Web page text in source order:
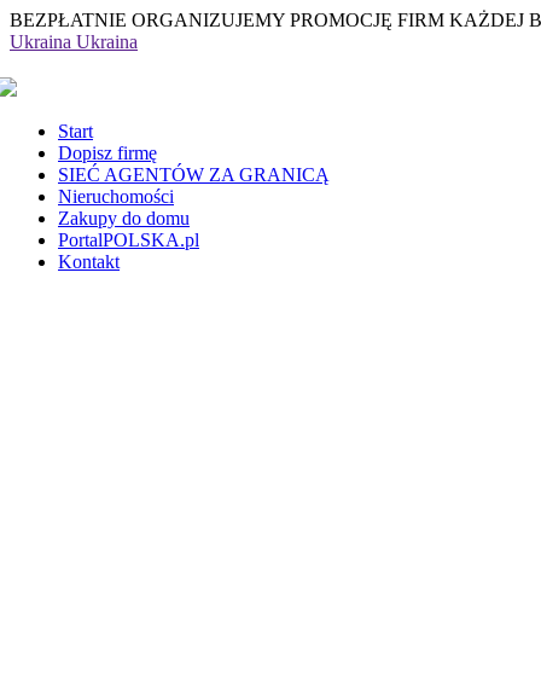
BEZPŁATNIE ORGANIZUJEMY PROMOCJĘ FIRM KAŻDEJ
Ukraina Ukraina
Start
Dopisz firmę
SIEĆ AGENTÓW ZA GRANICĄ
Nieruchomości
Zakupy do domu
PortalPOLSKA.pl
Kontakt